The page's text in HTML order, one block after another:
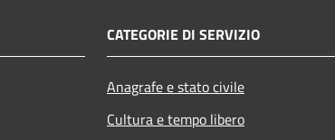
CATEGORIE DI SERVIZIO
Anagrafe e stato civile
Cultura e tempo libero